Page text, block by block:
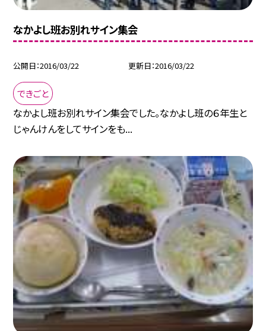
なかよし班お別れサイン集会
公開日 2016/03/22 更新日 2016/03/22
できごと
なかよし班お別れサイン集会でした。なかよし班の６年生と
じゃんけんをしてサインをも...